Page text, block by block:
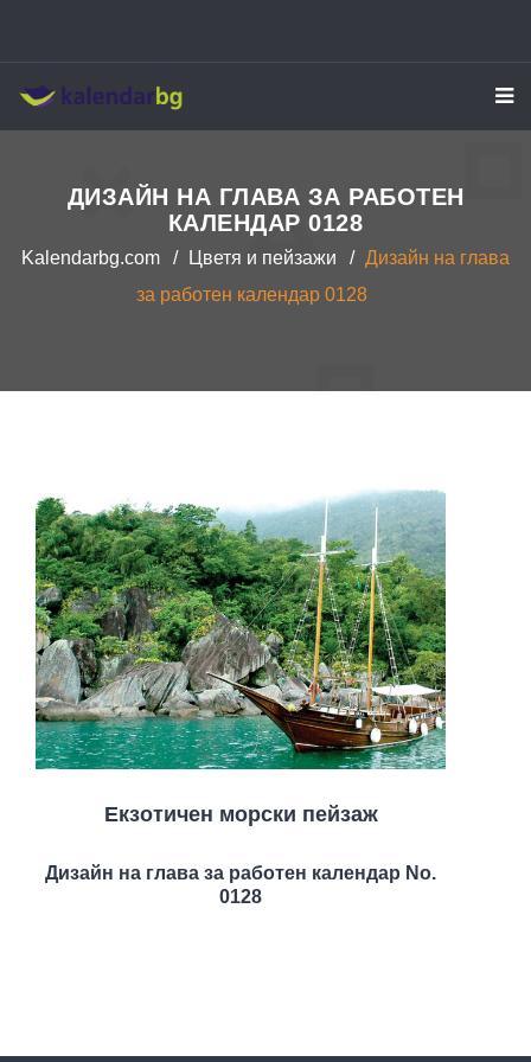
ДИЗАЙН НА ГЛАВА ЗА РАБОТЕН
КАЛЕНДАР 0128
Kalendarbg.com Цветя и пейзажи
Дизайн на глава
за работен календар 0128
Екзотичен морски пейзаж
Дизайн на глава за работен календар No.
0128